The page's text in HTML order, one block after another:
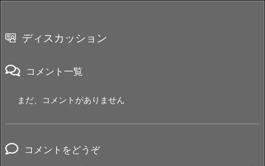
ディスカッション
コメント一覧
まだ、コメントがありません
コメントをどうぞ